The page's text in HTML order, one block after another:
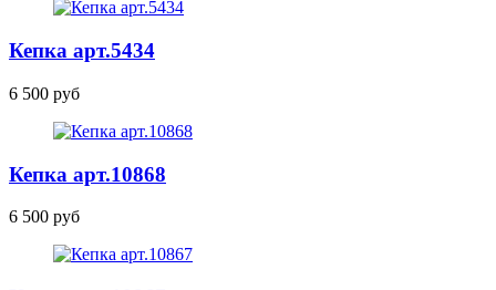
Кепка арт.5434
6 500 руб
Кепка арт.10868
6 500 руб